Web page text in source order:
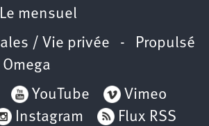
Le mensuel
/ Vie privée - Propulsé
Omega
YouTube
Vimeo
Instagram
Flux RSS